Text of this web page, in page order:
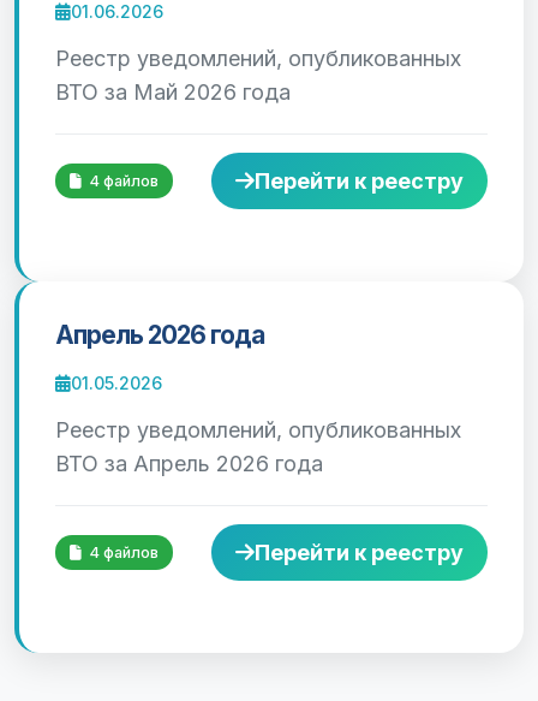
01.06.2026
Реестр уведомлений, опубликованных
ВТО за Май 2026 года
4 файлов Перейти к реестру
Апрель 2026 года
01.05.2026
Реестр уведомлений, опубликованных
ВТО за Апрель 2026 года
4 файлов Перейти к реестру